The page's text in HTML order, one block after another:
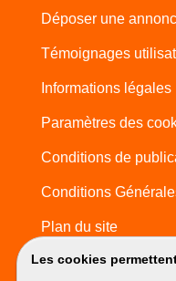
Les cookies
Déposer une
Témoignages
Informations légales
Paramètres des
Conditions de
Conditions
Plan du site